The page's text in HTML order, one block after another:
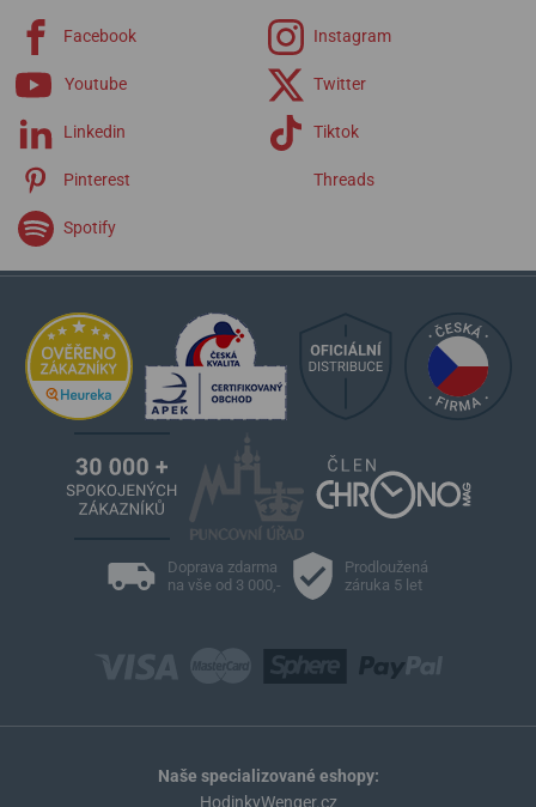
Facebook Instagram
Youtube Twitter
Linkedin Tiktok
Pinterest Threads
Spotify
Doprava zdarma
na vše od 3 000,-
Prodloužená
záruka 5 let
Naše specializované eshopy:
HodinkyWenger.cz